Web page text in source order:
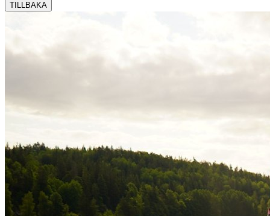
TILLBAKA